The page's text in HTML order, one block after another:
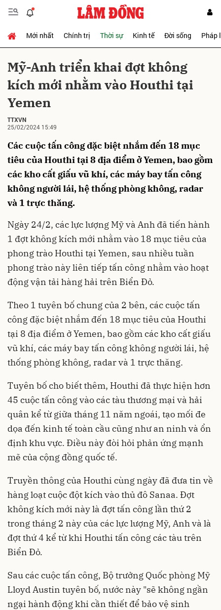
Mới nhất Chính trị Thời sự Kinh tế Đời sống Pháp
Mỹ-Anh triển khai đợt không
kích mới nhằm vào Houthi tại
Yemen
TTXVN
25/02/2024 15:49
Các cuộc tấn công đặc biệt nhắm đến 18 mục
tiêu của Houthi tại 8 địa điểm ở Yemen, bao gồm
các kho cất giấu vũ khí, các máy bay tấn công
không người lái, hệ thống phòng không, radar
và 1 trực thăng.
Ngày 24/2, các lực lượng Mỹ và Anh đã tiến hành
1 đợt không kích mới nhằm vào 18 mục tiêu của
phong trào Houthi tại Yemen, sau nhiều tuần
phong trào này liên tiếp tấn công nhằm vào hoạt
động vận tải hàng hải trên Biển Đỏ.
Theo 1 tuyên bố chung của 2 bên, các cuộc tấn
công đặc biệt nhắm đến 18 mục tiêu của Houthi
tại 8 địa điểm ở Yemen, bao gồm các kho cất giấu
vũ khí, các máy bay tấn công không người lái, hệ
thống phòng không, radar và 1 trực thăng.
Tuyên bố cho biết thêm, Houthi đã thực hiện hơn
45 cuộc tấn công vào các tàu thương mại và hải
quân kể từ giữa tháng 11 năm ngoái, tạo mối đe
dọa đến kinh tế toàn cầu cũng như an ninh và ổn
định khu vực. Điều này đòi hỏi phản ứng mạnh
mẽ của cộng đồng quốc tế.
Truyền thông của Houthi cùng ngày đã đưa tin về
hàng loạt cuộc đột kích vào thủ đô Sanaa. Đợt
không kích mới này là đợt tấn công lần thứ 2
trong tháng 2 này của các lực lượng Mỹ, Anh và là
đợt thứ 4 kể từ khi Houthi tấn công các tàu trên
Biển Đỏ.
Sau các cuộc tấn công, Bộ trưởng Quốc phòng Mỹ
Lloyd Austin tuyên bố, nước này "sẽ không ngần
ngại hành động khi cần thiết để bảo vệ sinh
Gửi bình luận
Hủy Gửi